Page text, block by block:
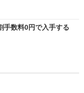
手数料0円で入手する